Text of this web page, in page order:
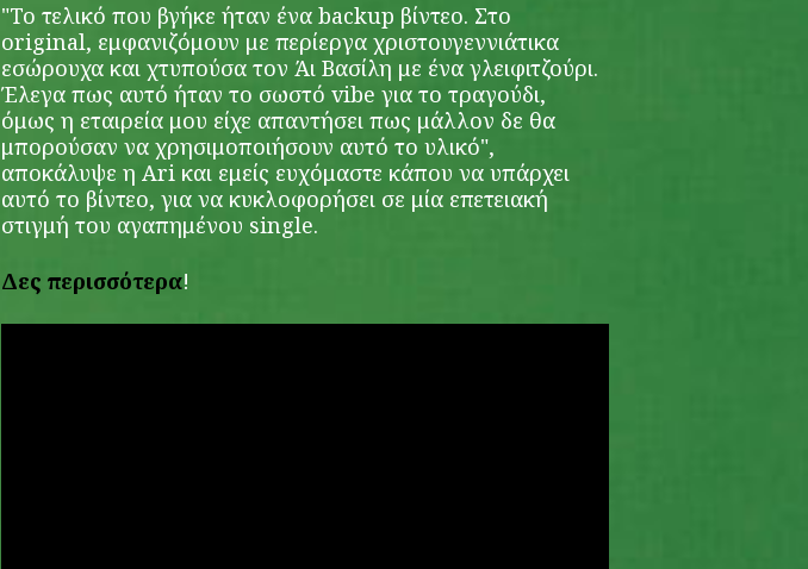
"Το τελικό που βγήκε ήταν ένα backup βίντεο. Στο
original, εμφανιζόμουν με περίεργα χριστουγεννιάτικα
εσώρουχα και χτυπούσα τον Άι Βασίλη με ένα γλειφιτζούρι.
Έλεγα πως αυτό ήταν το σωστό vibe για το τραγούδι,
όμως η εταιρεία μου είχε απαντήσει πως μάλλον δε θα
μπορούσαν να χρησιμοποιήσουν αυτό το υλικό",
αποκάλυψε η Ari και εμείς ευχόμαστε κάπου να υπάρχει
αυτό το βίντεο, για να κυκλοφορήσει σε μία επετειακή
στιγμή του αγαπημένου single.
Δες περισσότερα!